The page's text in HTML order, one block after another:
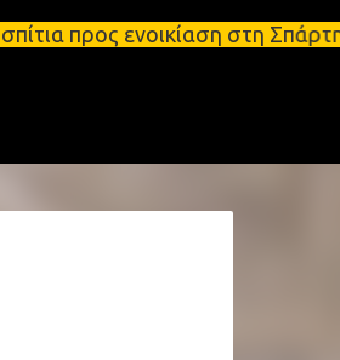
στη Σπάρτη